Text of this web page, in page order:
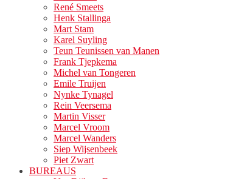
René Smeets
Henk Stallinga
Mart Stam
Karel Suyling
Teun Teunissen van Manen
Frank Tjepkema
Michel van Tongeren
Emile Truijen
Nynke Tynagel
Rein Veersema
Martin Visser
Marcel Vroom
Marcel Wanders
Siep Wijsenbeek
Piet Zwart
BUREAUS